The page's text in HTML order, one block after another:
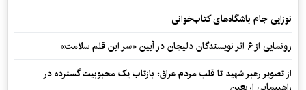
نوزایی جام باشگاه‌های کتاب‌خوانی
رونمایی از ۶ اثر نویسندگان دلیجان در آیین «سر این قلم سلامت»
از تصویر رهبر شهید تا قلب مردم عراق؛ بازتاب یک محبوبیت گسترده در